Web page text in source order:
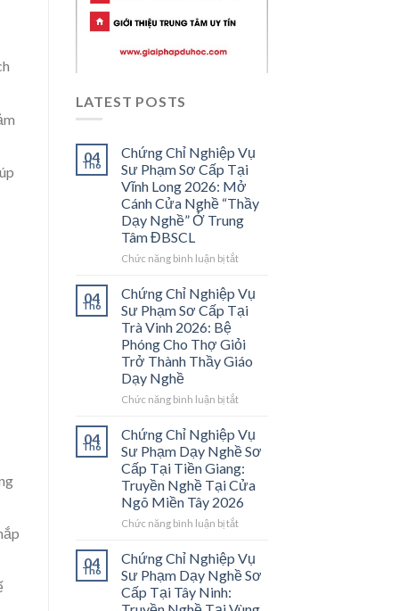
LATEST POSTS
04
Th6
Chứng Chỉ Nghiệp Vụ
Sư Phạm Sơ Cấp Tại
Vĩnh Long 2026: Mở
Cánh Cửa Nghề “Thầy
Dạy Nghề” Ở Trung
Tâm ĐBSCL
Chức năng bình luận bị tắtở
Chỉ
Nghiệp
Vụ
Phạm
Sơ
2026:
Mở
Cánh
Cửa
Nghề
Dạy
Ở
Trung
ĐBSCL
04
Th6
Chứng Chỉ Nghiệp Vụ
Sư Phạm Sơ Cấp Tại
Trà Vinh 2026: Bệ
Phóng Cho Thợ Giỏi
Trở Thành Thầy Giáo
Dạy Nghề
Chức năng bình luận bị tắtở
Chỉ
Nghiệp
Vụ
Sư
Phạm
Sơ
Cấp
Vinh
2026:
04
Th6
Chứng Chỉ Nghiệp Vụ
Sư Phạm Dạy Nghề Sơ
Cấp Tại Tiền Giang:
Truyền Nghề Tại Cửa
Ngõ Miền Tây 2026
Chức năng bình luận bị tắtở
Chỉ
Nghiệp
Vụ
04
Th6
Chứng Chỉ Nghiệp Vụ
Sư Phạm Dạy Nghề Sơ
Cấp Tại Tây Ninh: